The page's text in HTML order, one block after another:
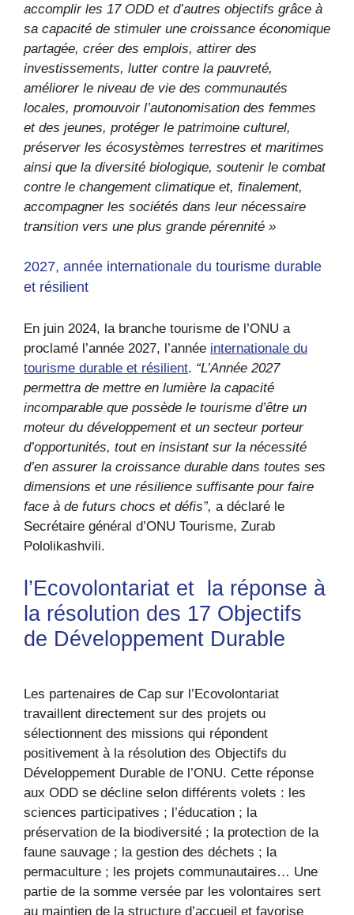
accomplir les 17 ODD et d’autres objectifs grâce à
sa capacité de stimuler une croissance économique
partagée, créer des emplois, attirer des
investissements, lutter contre la pauvreté,
améliorer le niveau de vie des communautés
locales, promouvoir l’autonomisation des femmes
et des jeunes, protéger le patrimoine culturel,
préserver les écosystèmes terrestres et maritimes
ainsi que la diversité biologique, soutenir le combat
contre le changement climatique et, finalement,
accompagner les sociétés dans leur nécessaire
transition vers une plus grande pérennité »
2027, année internationale du tourisme durable
et résilient
En juin 2024, la branche tourisme de l’ONU a
proclamé l’année 2027, l’année internationale du
tourisme durable et résilient. “L’Année 2027
permettra de mettre en lumière la capacité
incomparable que possède le tourisme d’être un
moteur du développement et un secteur porteur
d’opportunités, tout en insistant sur la nécessité
d’en assurer la croissance durable dans toutes ses
dimensions et une résilience suffisante pour faire
face à de futurs chocs et défis”, a déclaré le
Secrétaire général d’ONU Tourisme, Zurab
Pololikashvili.
l’Ecovolontariat et la réponse à
la résolution des 17 Objectifs
de Développement Durable
Les partenaires de Cap sur l’Ecovolontariat
travaillent directement sur des projets ou
sélectionnent des missions qui répondent
positivement à la résolution des Objectifs du
Développement Durable de l’ONU. Cette réponse
aux ODD se décline selon différents volets : les
sciences participatives ; l’éducation ; la
préservation de la biodiversité ; la protection de la
faune sauvage ; la gestion des déchets ; la
permaculture ; les projets communautaires… Une
partie de la somme versée par les volontaires sert
au maintien de la structure d’accueil et favorise